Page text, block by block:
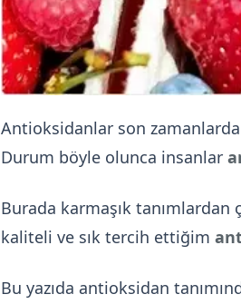
Antioksidanlar son
Durum böyle olunca insanlar
Burada karmaşık
kaliteli ve sık tercih ettiğim
Bu yazıda antioksidan